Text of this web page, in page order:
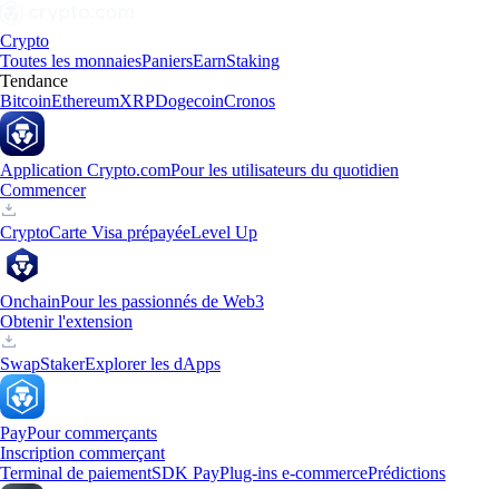
Crypto
Toutes les monnaiesPaniersEarnStaking
Tendance
BitcoinEthereumXRPDogecoinCronos
Application Crypto.comPour les utilisateurs du quotidien
Commencer
CryptoCarte Visa prépayéeLevel Up
OnchainPour les passionnés de Web3
Obtenir l'extension
SwapStakerExplorer les dApps
PayPour commerçants
Inscription commerçant
Terminal de paiementSDK PayPlug-ins e-commercePrédictions